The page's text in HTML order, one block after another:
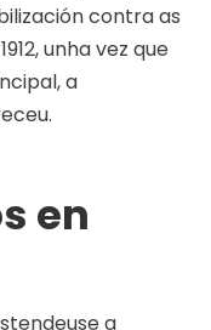
contra as
unha vez que
a
en
a